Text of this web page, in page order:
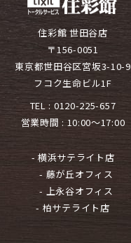
住彩館 世田谷店
〒156-0051
東京都世田谷区宮坂3-10-9
フコク生命ビル1F
TEL : 0120-225-657
営業時間 : 10:00～17:00
- 横浜サテライト店
- 藤が丘オフィス
- 上永谷オフィス
- 柏サテライト店